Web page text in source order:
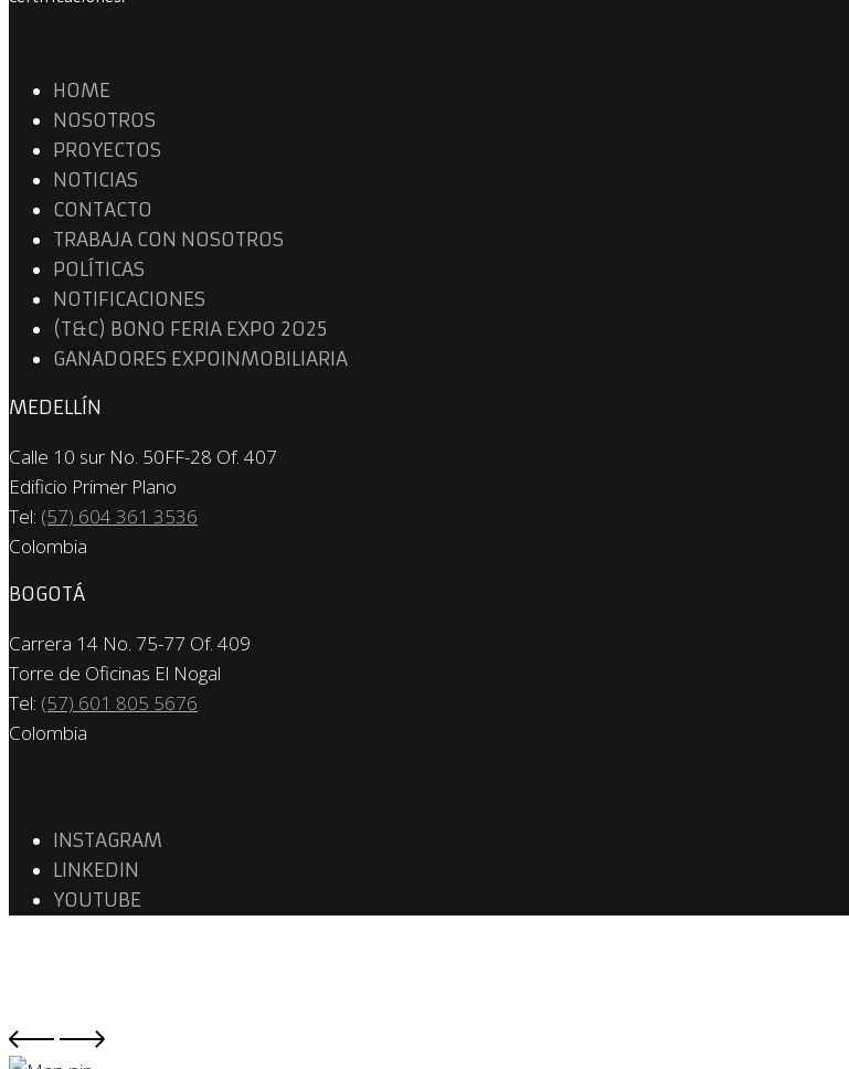
HOME
NOSOTROS
PROYECTOS
NOTICIAS
CONTACTO
TRABAJA CON NOSOTROS
POLÍTICAS
NOTIFICACIONES
(T&C) BONO FERIA EXPO 2025
GANADORES EXPOINMOBILIARIA
MEDELLÍN
Calle 10 sur No. 50FF-28 Of. 407
Edificio Primer Plano
Tel: (57) 604 361 3536
Colombia
BOGOTÁ
Carrera 14 No. 75-77 Of. 409
Torre de Oficinas El Nogal
Tel: (57) 601 805 5676
Colombia
INSTAGRAM
LINKEDIN
YOUTUBE